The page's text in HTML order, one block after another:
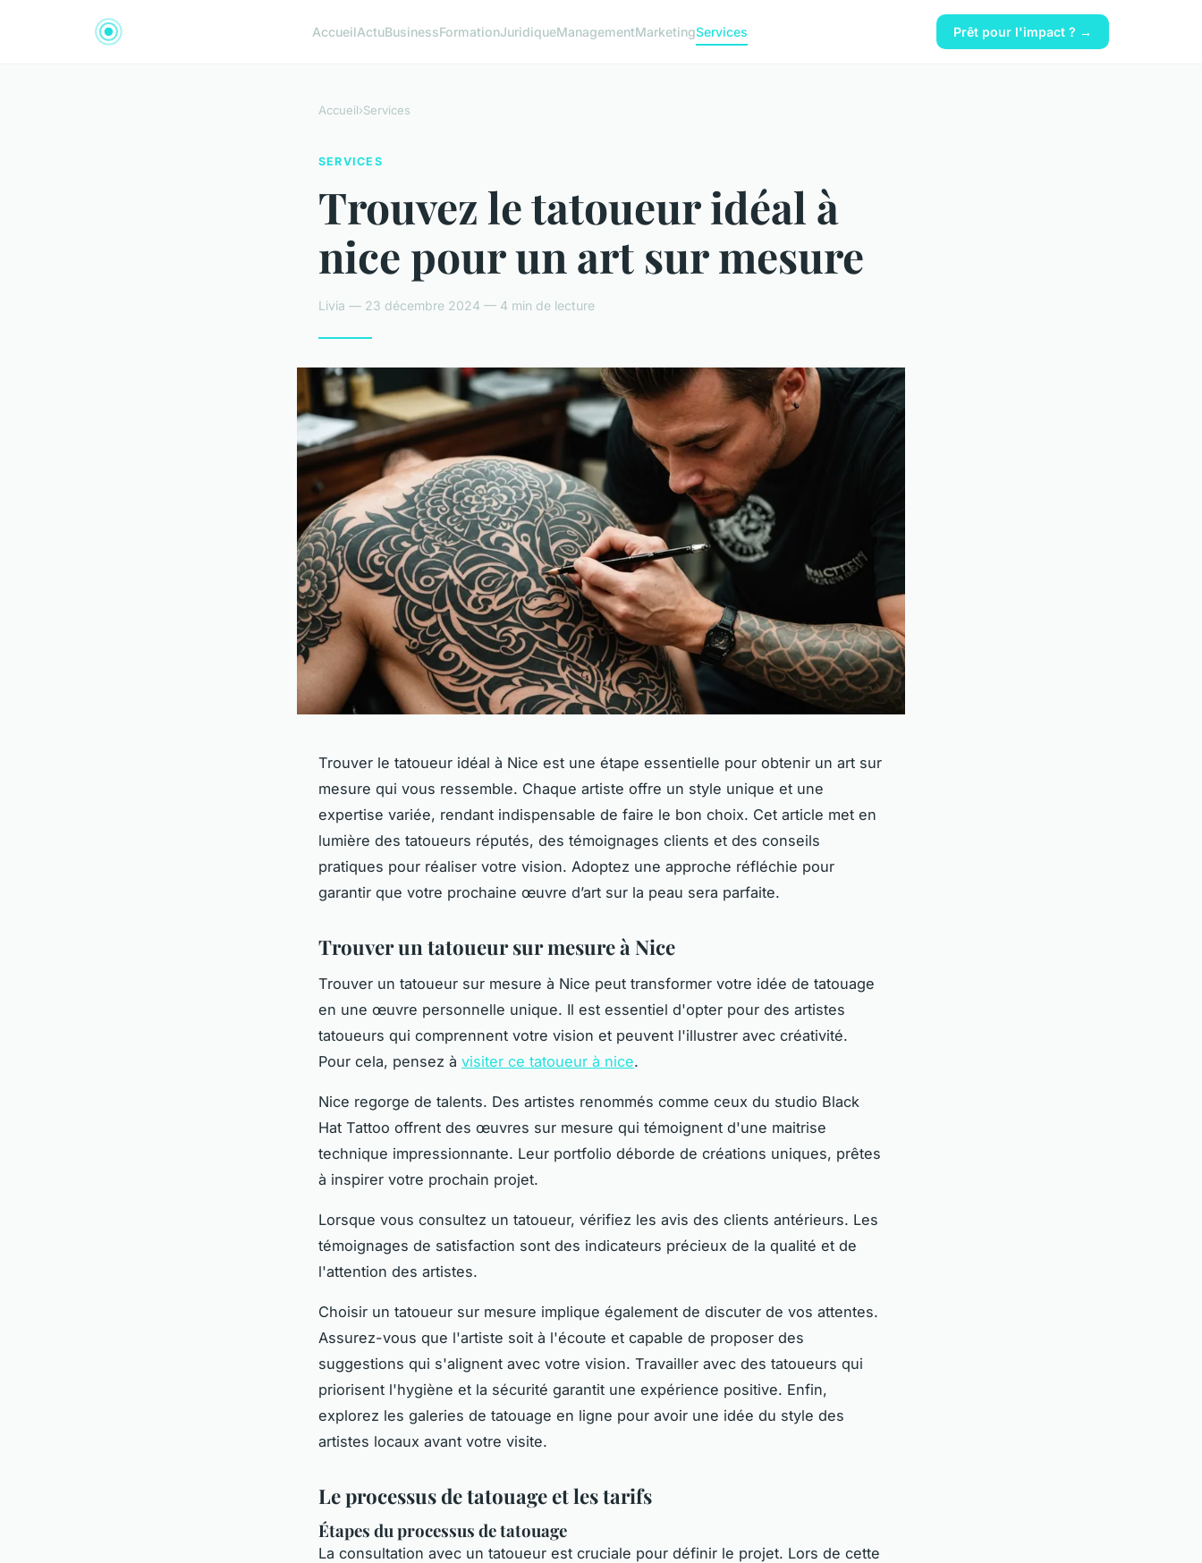
AccueilActuBusinessFormationJuridiqueManagementMarketingServices Prêt pour l'impact ? →
Accueil›Services
SERVICES
Trouvez le tatoueur idéal à
nice pour un art sur mesure
Livia — 23 décembre 2024 — 4 min de lecture
Trouver le tatoueur idéal à Nice est une étape essentielle pour obtenir un art sur
mesure qui vous ressemble. Chaque artiste offre un style unique et une
expertise variée, rendant indispensable de faire le bon choix. Cet article met en
lumière des tatoueurs réputés, des témoignages clients et des conseils
pratiques pour réaliser votre vision. Adoptez une approche réfléchie pour
garantir que votre prochaine œuvre d’art sur la peau sera parfaite.
Trouver un tatoueur sur mesure à Nice
Trouver un tatoueur sur mesure à Nice peut transformer votre idée de tatouage
en une œuvre personnelle unique. Il est essentiel d'opter pour des artistes
tatoueurs qui comprennent votre vision et peuvent l'illustrer avec créativité.
Pour cela, pensez à visiter ce tatoueur à nice.
Nice regorge de talents. Des artistes renommés comme ceux du studio Black
Hat Tattoo offrent des œuvres sur mesure qui témoignent d'une maitrise
technique impressionnante. Leur portfolio déborde de créations uniques, prêtes
à inspirer votre prochain projet.
Lorsque vous consultez un tatoueur, vérifiez les avis des clients antérieurs. Les
témoignages de satisfaction sont des indicateurs précieux de la qualité et de
l'attention des artistes.
Choisir un tatoueur sur mesure implique également de discuter de vos attentes.
Assurez-vous que l'artiste soit à l'écoute et capable de proposer des
suggestions qui s'alignent avec votre vision. Travailler avec des tatoueurs qui
priorisent l'hygiène et la sécurité garantit une expérience positive. Enfin,
explorez les galeries de tatouage en ligne pour avoir une idée du style des
artistes locaux avant votre visite.
Le processus de tatouage et les tarifs
Étapes du processus de tatouage
La consultation avec un tatoueur est cruciale pour définir le projet. Lors de cette